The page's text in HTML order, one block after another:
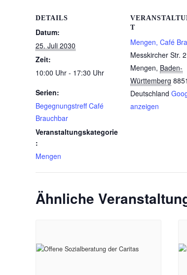
DETAILS
Datum:
25. Juli 2030
Zeit:
10:00 Uhr - 17:30 Uhr
Serien:
Begegnungstreff Café
Brauchbar
Veranstaltungskategorie
:
Mengen
T
Mengen, Café
Messkircher Str. 2
Mengen, Baden-
Württemberg
Deutschland
anzeigen
Ähnliche